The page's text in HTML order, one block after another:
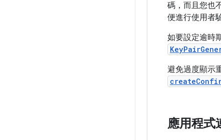
碼，而且您也
便進行使用者
如要設定逾時
避免過度顯示
應用程式